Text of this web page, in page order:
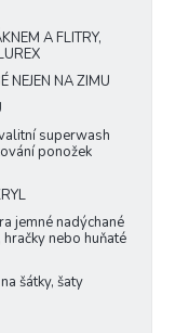
A FLITRY,
NEJEN NA ZIMU
superwash
ponožek
jemné nadýchané
nebo huňaté
šátky, šaty